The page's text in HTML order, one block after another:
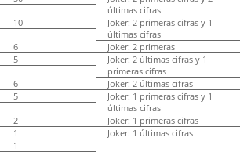
últimas cifras
10
Joker: 2 primeras cifras y 1
últimas cifras
6
Joker: 2 primeras
5
Joker: 2 últimas cifras y 1
primeras cifras
6
Joker: 2 últimas cifras
5
Joker: 1 primeras cifras y 1
últimas cifras
2
Joker: 1 primeras cifras
1
Joker: 1 últimas cifras
1